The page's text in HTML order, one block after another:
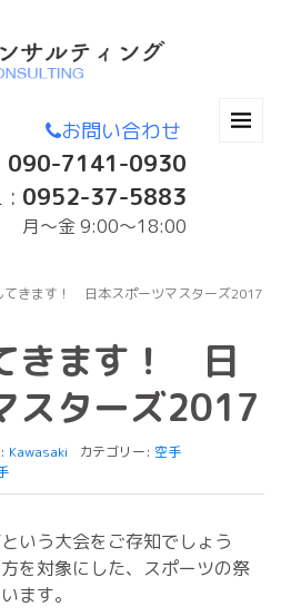
お問い合わせ
090-7141-0930
: 0952-37-5883
月〜金 9:00～18:00
てきます！ 日本スポーツマスターズ2017
きます！ 日
スターズ2017
Kawasaki カテゴリー: 空手
いう大会をご存知でしょう
を対象にした、スポーツの祭
ます。